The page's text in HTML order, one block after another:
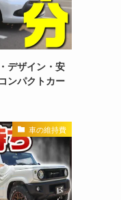
デザイン・安
ンパクトカー
車の維持費